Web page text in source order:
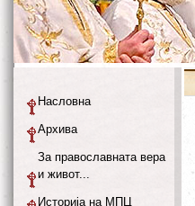
Насловна
Архива
За православната вера
и живот...
Историја на МПЦ